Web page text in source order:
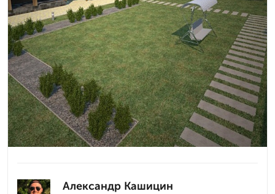
Александр Кашицин